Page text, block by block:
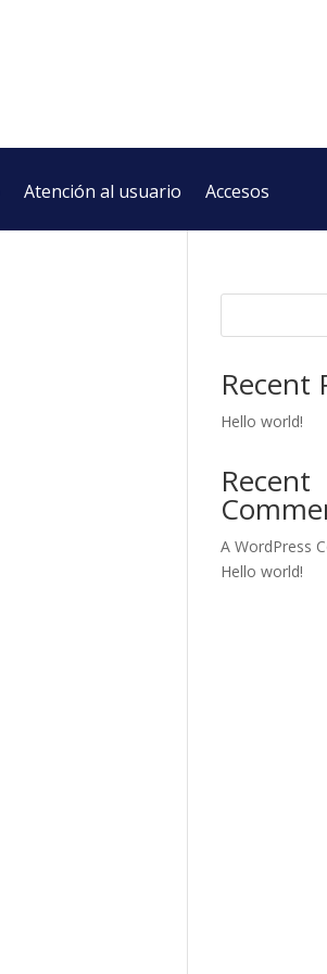
Atención al usuario Accesos
Recent
Hello world!
Recent
A WordPress
Hello world!